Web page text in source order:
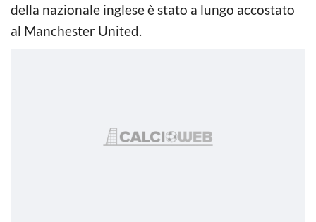
della nazionale inglese è stato a lungo accostato
al Manchester United.